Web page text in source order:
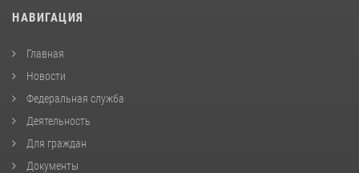
НАВИГАЦИЯ
Главная
Новости
Федеральная служба
Деятельность
Для граждан
Документы